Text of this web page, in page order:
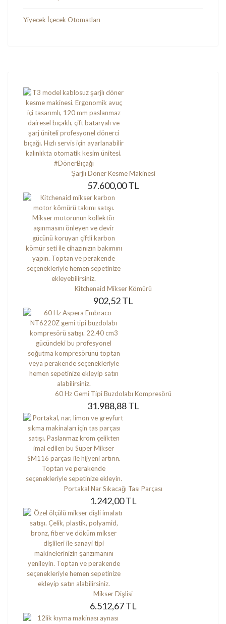
Yiyecek İçecek Otomatları
Şarjlı Döner Kesme Makinesi
57.600,00 TL
Kitchenaid Mikser Kömürü
902,52 TL
60 Hz Gemi Tipi Buzdolabı Kompresörü
31.988,88 TL
Portakal Nar Sıkacağı Tası Parçası
1.242,00 TL
Mikser Dişlisi
6.512,67 TL